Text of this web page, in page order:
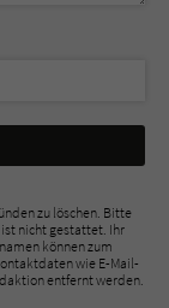
zu löschen. Bitte
nicht gestattet. Ihr
können zum
wie E-Mail-
entfernt werden.